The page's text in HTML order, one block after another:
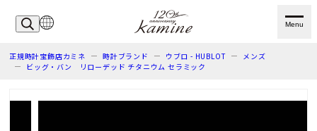
Menu
正規時計宝飾店カミネ 時計ブランド ウブロ - HUBLOT
メンズ
ビッグ・バン リローデッド チタニウム セラミック